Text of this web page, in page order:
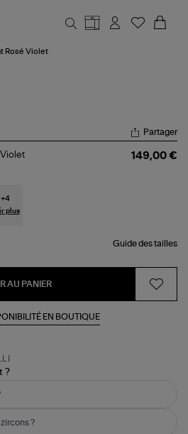
Rosé Violet
Partager
149,00 €
+4
plus
Guide des tailles
AU PANIER
EN BOUTIQUE
?
?